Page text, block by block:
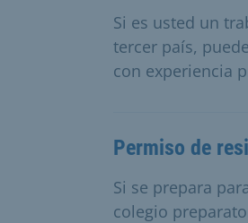
Si es usted un
tercer país,
con experiencia
Permiso de
Si se prepara
colegio